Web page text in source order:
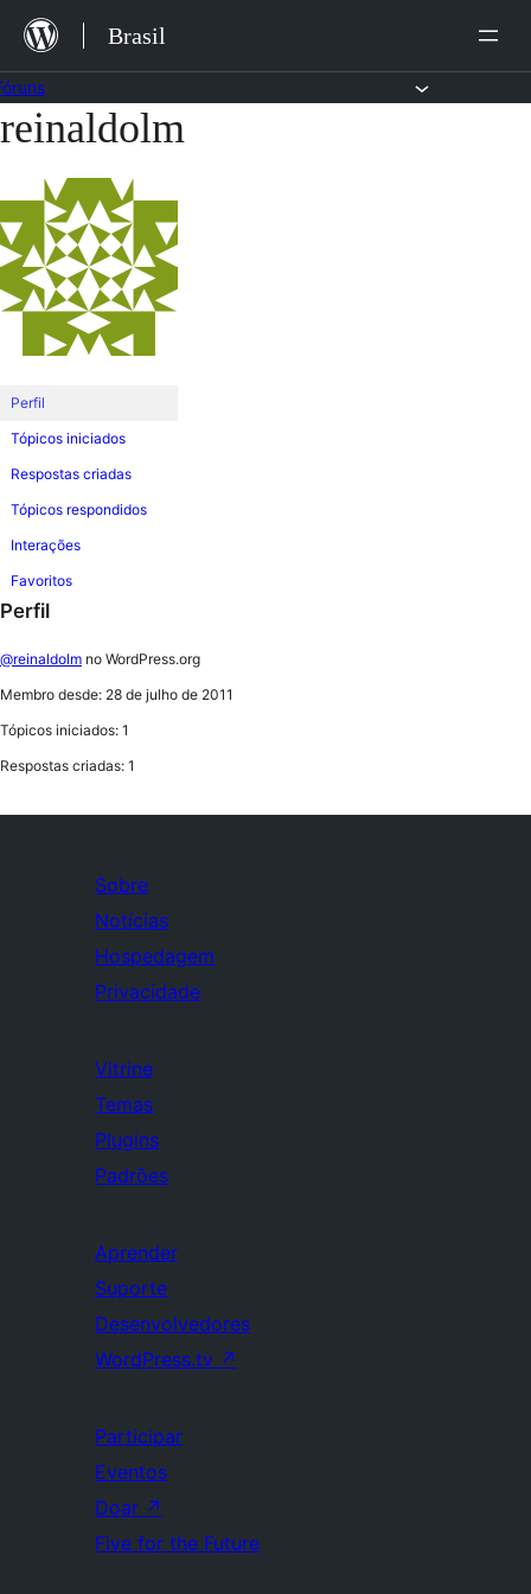
para
o
conteúdo
Brasil
Pular
conteúdo
reinaldolm
Perfil
Tópicos iniciados
Respostas criadas
Tópicos respondidos
Interações
Favoritos
Perfil
@reinaldolm no WordPress.org
Membro desde: 28 de julho de 2011
Tópicos iniciados: 1
Respostas criadas: 1
Sobre
Notícias
Hospedagem
Privacidade
Vitrine
Temas
Plugins
Padrões
Aprender
Suporte
Desenvolvedores
WordPress.tv ↗
Participar
Eventos
Doar ↗
Five for the Future